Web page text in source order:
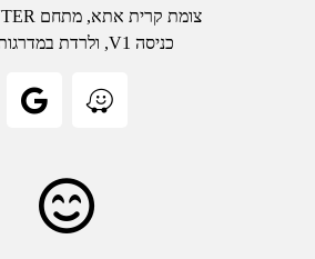
צומת קרית אתא, מתחם V-CENTER.
כניסה V1, ולרדת במדרגות ל1-